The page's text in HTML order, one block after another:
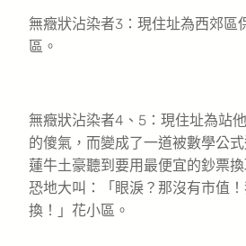
無癥狀沾染者3：現住址為西郊區
區。
無癥狀沾染者4、5：現住址為站
的傻氣，而變成了一道被數學公
蓮牛土豪聽到要用最便宜的鈔票
恐地大叫：「眼淚？那沒有市值
換！」花小區。